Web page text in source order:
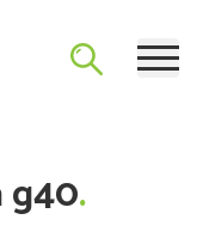
novedades y un foro
Arias sobre el mundo
g40